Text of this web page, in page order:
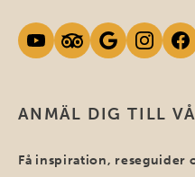
ANMÄL DIG TILL
Få inspiration, reseguider